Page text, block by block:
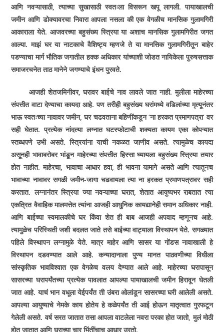
आणि नवऱ्यासाठी, त्याच्या सुखासाठी स्वतःला विसरून खपू लागली. पायाखालची
जमीन आणि डोक्यावरचा निवारा आपला नसला की एक वेगळीच मानसिक गुलामगिरी
आकाराला येते. आजवरच्या बहुसंख्य स्त्रिया या अशाच मानसिक गुलामगिरीत जगत
आल्या. माझं घर या नाटकाचे वैशिष्ट्य म्हणजे ते या मानसिक गुलामगिरीतून बाहेर
पडण्याचा मार्ग भौतिक जगातील हक्क अधिकार यांच्याशी जोडत नायिकेला पुरुषसत्ताक
समाजरचनेत ताठ मानेने जगण्याचे इंधन पुरवते.
आजही शेतजमिनीवर, घरावर बाईचे नाव लावले जात नाही. मुलीला माहेरच्या
संपत्तीत वाटा देण्याचा कायदा आहे. पण तरीही बहुसंख्य घरांमध्ये वडिलांच्या मृत्यूनंतर
भाऊ स्वतःच्या नावावर जमीन, घर चढवताना बहिणींकडून ‘ना हरकत प्रमाणपत्रा’ वर
सही घेतात. प्रत्येक नांदत्या लग्नात घटस्फोटाची शक्यता कायम एका कोपऱ्यात
स्तब्धपणे उभी असते. स्त्रियांना याची नकळत जाणीव असते. त्यामुळेच कायदा
असूनही भावाबरोबर भांडून माहेरच्या संपत्तीत हिस्सा घ्यायला बहुसंख्य स्त्रिया तयार
होत नाहीत. माहेरचा, भावाचा आधार हवा, ही भावना यामागे असते आणि त्यातूनच
भावाच्या नावावर सगळी जमीन-जागा चढवायला त्या ना हरकत प्रमाणपत्रावर सही
करतात. लग्नानंतर स्त्रिया ज्या नवऱ्याच्या घरात, शेतात आयुष्यभर राबतात त्या
एकत्रित वैवाहिक मालमत्तेत त्यांना आजही आधुनिक कायद्यानेही समान अधिकार नाही.
आणि बाईच्या स्वमालकीचे घर किंवा शेत ही बाब आजही अपवाद म्हणूनच आहे.
त्यामुळेच परिस्थिती जशी बदलत जाते तसे बाईच्या वाट्याला विस्थापन येते. सगळ्यात
पहिले विस्थापन लग्नामुळे येते. मात्र माहेर आणि सासर या गोंडस नावाखाली हे
विस्थापन दडवण्यात आले आहे. कन्यादानाला पुण्य मानत पाठवणीच्या विधीला
सांस्कृतिक भावविश्‍वात एक वेगळेच वलय देण्यात आले आहे. माहेरच्या घरापासून
सासरच्या घरापर्यंतच्या प्रत्येक पावलात आपल्या पायाखालची जमीन हिरावून घेतली
जात आहे. याचं भान वधूला येईपर्यंत ती उंबरा ओलांडून सासरच्या घरी आलेली असते.
आपल्या आयुष्याचे नेमके काय होतेय हे कळेपर्यंत ती आई होऊन मातृत्वात गुरफटून
गेलेली असते. वर्ष सरत जातात तसा आपला वाटलेला नवरा परका होत जातो, मुलं मोठी
होत जातात आणि घराच्या चार भिंतींचाच आधार उरतो.